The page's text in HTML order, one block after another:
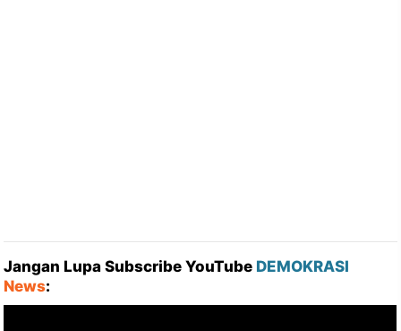
Jangan Lupa Subscribe YouTube DEMOKRASI
News: